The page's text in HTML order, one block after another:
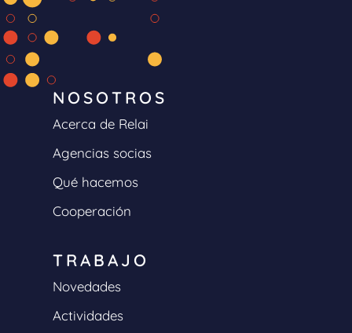
NOSOTROS
Acerca de Relai
Agencias socias
Qué hacemos
Cooperación
TRABAJO
Novedades
Actividades